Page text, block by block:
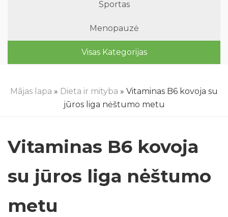
Sportas
Menopauzė
Visas Kategorijas
Mājas lapa » Dieta ir mityba » Vitaminas B6 kovoja su
jūros liga nėštumo metu
Vitaminas B6 kovoja
su jūros liga nėštumo
metu